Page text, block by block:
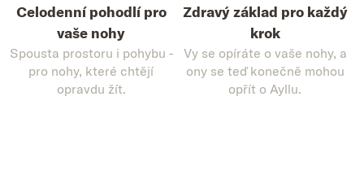
Celodenní pohodlí pro
vaše nohy
Spousta prostoru i pohybu -
pro nohy, které chtějí
opravdu žít.
Zdravý základ pro každý
krok
Vy se opíráte o vaše nohy, a
ony se teď konečně mohou
opřít o Ayllu.